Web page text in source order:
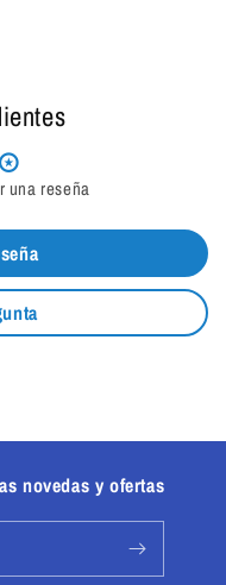
una reseña
novedas y ofertas